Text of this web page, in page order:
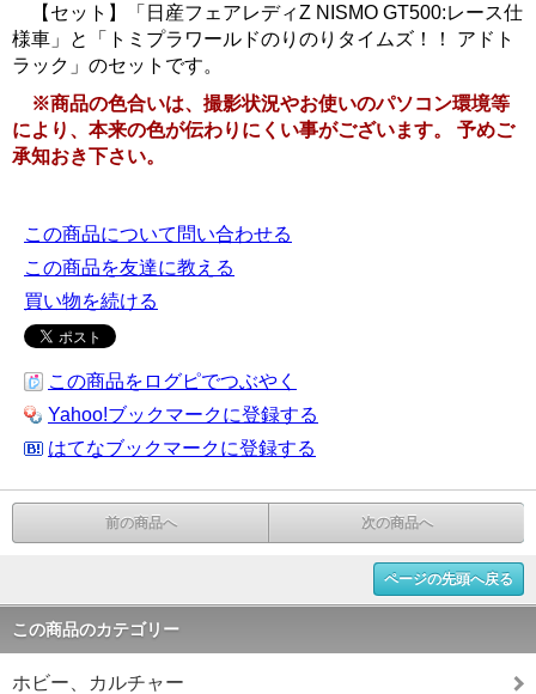
【セット】「日産フェアレディZ NISMO GT500:レース仕
様車」と「トミプラワールドのりのりタイムズ！！ アドト
ラック」のセットです。
※商品の色合いは、撮影状況やお使いのパソコン環境等
により、本来の色が伝わりにくい事がございます。 予めご
承知おき下さい。
この商品について問い合わせる
この商品を友達に教える
買い物を続ける
この商品をログピでつぶやく
Yahoo!ブックマークに登録する
はてなブックマークに登録する
前の商品へ 次の商品へ
ページの先頭へ戻る
この商品のカテゴリー
ホビー、カルチャー